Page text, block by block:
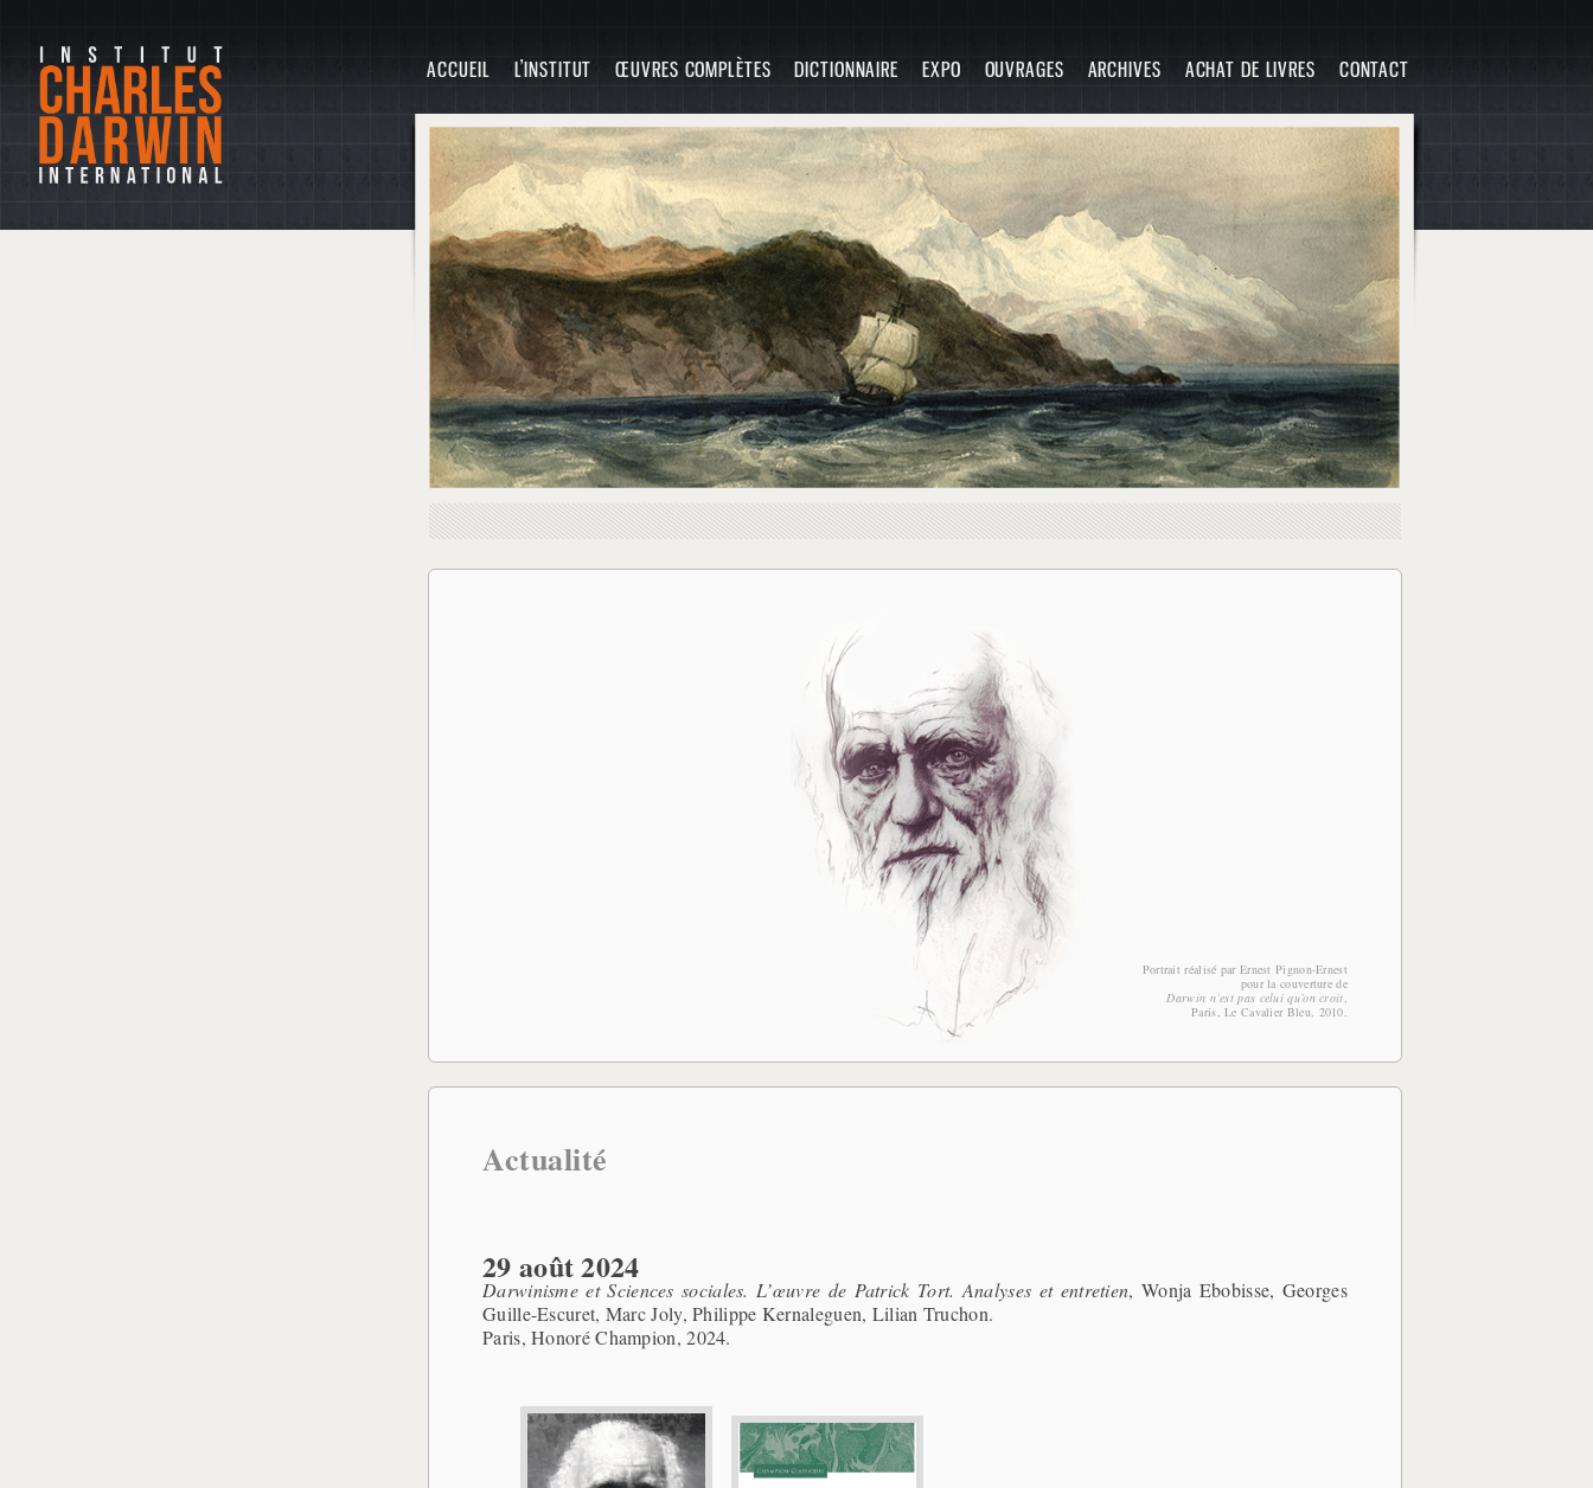
ACCUEIL L’INSTITUT ŒUVRES COMPLÈTES DICTIONNAIRE EXPO OUVRAGES ARCHIVES ACHAT DE LIVRES CONTACT
Portrait réalisé par Ernest Pignon-Ernest
pour la couverture de
Darwin n’est pas celui qu’on croit,
Paris, Le Cavalier Bleu, 2010.
Actualité
29 août 2024
Darwinisme et Sciences sociales. L’œuvre de Patrick Tort. Analyses et entretien, Wonja Ebobisse, Georges
Guille-Escuret, Marc Joly, Philippe Kernaleguen, Lilian Truchon.
Paris, Honoré Champion, 2024.